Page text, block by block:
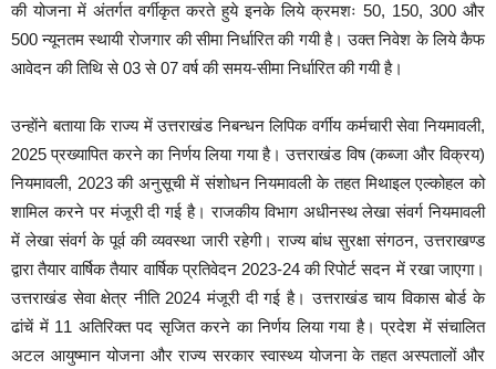
की योजना में अंतर्गत वर्गीकृत करते हुये इनके लिये क्रमशः 50, 150, 300 और
500 न्यूनतम स्थायी रोजगार की सीमा निर्धारित की गयी है। उक्त निवेश के लिये कैफ
आवेदन की तिथि से 03 से 07 वर्ष की समय-सीमा निर्धारित की गयी है।
उन्हाेंने बताया कि राज्य में उत्तराखंड निबन्धन लिपिक वर्गीय कर्मचारी सेवा नियमावली,
2025 प्रख्यापित करने का निर्णय लिया गया है। उत्तराखंड विष (कब्जा और विक्रय)
नियमावली, 2023 की अनुसूची में संशोधन नियमावली के तहत मिथाइल एल्कोहल को
शामिल करने पर मंजूरी दी गई है। राजकीय विभाग अधीनस्थ लेखा संवर्ग नियमावली
में लेखा संवर्ग के पूर्व की व्यवस्था जारी रहेगी। राज्य बांध सुरक्षा संगठन, उत्तराखण्ड
द्वारा तैयार वार्षिक तैयार वार्षिक प्रतिवेदन 2023-24 की रिपोर्ट सदन में रखा जाएगा।
उत्तराखंड सेवा क्षेत्र नीति 2024 मंजूरी दी गई है। उत्तराखंड चाय विकास बोर्ड के
ढांचें में 11 अतिरिक्त पद सृजित करने का निर्णय लिया गया है। प्रदेश में संचालित
अटल आयुष्मान योजना और राज्य सरकार स्वास्थ्य योजना के तहत अस्पतालों और